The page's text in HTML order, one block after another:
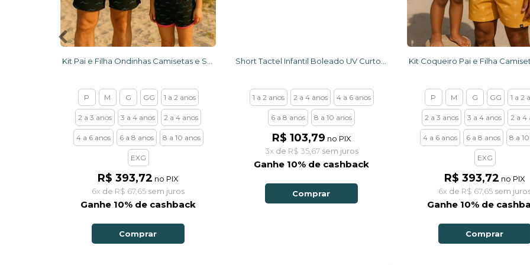
Kit Pai e Filha Ondinhas Camisetas e Shorts
P M G GG 1 a 2 anos
2 a 3 anos 3 a 4 anos 2 a 4 anos
4 a 6 anos 6 a 8 anos 8 a 10 anos
EXG
R$ 393,72 no PIX
6x de R$ 67,65 sem juros
Ganhe 10% de cashback
Comprar
Short Tactel Infantil Boleado UV Curto Preto Ondinhas
1 a 2 anos 2 a 4 anos 4 a 6 anos
6 a 8 anos 8 a 10 anos
R$ 103,79 no PIX
3x de R$ 35,67sem juros
Ganhe 10% de cashback
Comprar
P M G GG 1 a 2
2 a 3 anos 3 a 4 anos 2 a 4
4 a 6 anos 6 a 8 anos 8 a
EXG
R$ 393,72 no PIX
6x de R$ 67,65 sem
Ganhe 10% de
Comprar